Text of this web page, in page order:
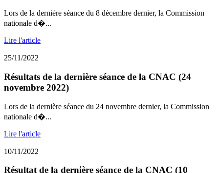
Lors de la dernière séance du 8 décembre dernier, la Commission
nationale d�...
Lire l'article
25/11/2022
Résultats de la dernière séance de la CNAC (24
novembre 2022)
Lors de la dernière séance du 24 novembre dernier, la Commission
nationale d�...
Lire l'article
10/11/2022
Résultat de la dernière séance de la CNAC (10